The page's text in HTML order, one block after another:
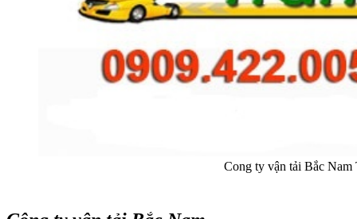
Cong ty vận tải Bắc Nam